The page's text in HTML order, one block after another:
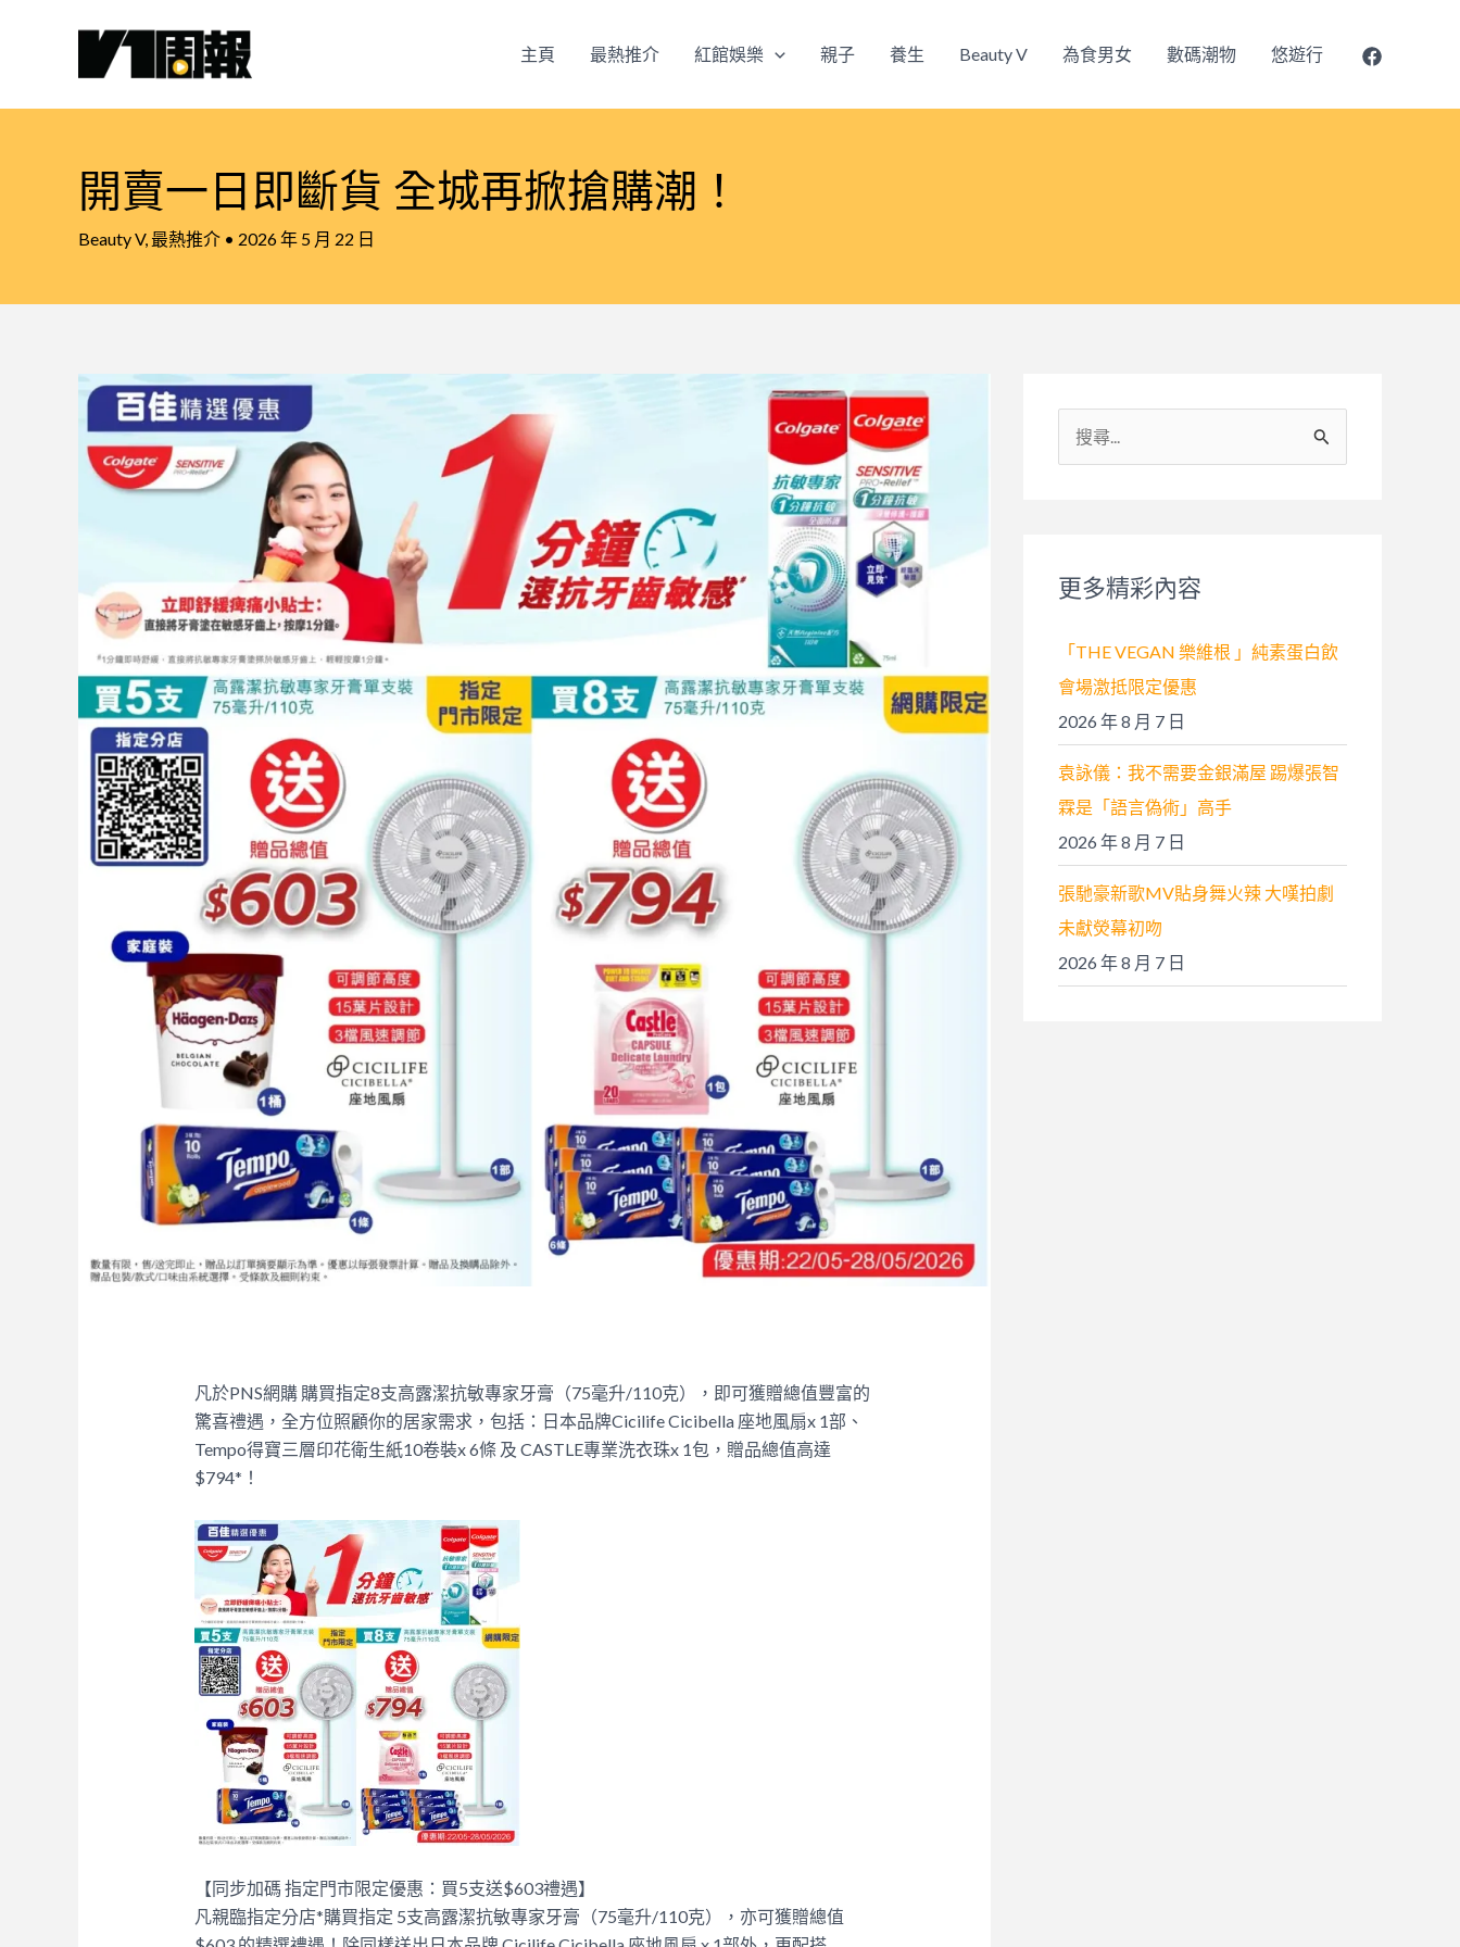
主頁 最熱推介 紅館娛樂 親子 養生 Beauty V 為食男女 數碼潮物 悠遊行
開賣一日即斷貨 全城再掀搶購潮！
Beauty V, 最熱推介 • 2026 年 5 月 22 日
凡於PNS網購 購買指定8支高露潔抗敏專家牙膏（75毫升/110克），即可獲贈總值豐富的
驚喜禮遇，全方位照顧你的居家需求，包括：日本品牌Cicilife Cicibella 座地風扇x 1部、
Tempo得寶三層印花衛生紙10卷裝x 6條 及 CASTLE專業洗衣珠x 1包，贈品總值高達
$794*！
【同步加碼 指定門市限定優惠：買5支送$603禮遇】
凡親臨指定分店*購買指定 5支高露潔抗敏專家牙膏（75毫升/110克），亦可獲贈總值
尋
:更多精彩內容
「THE VEGAN 樂維根 」純素蛋白飲
會場激抵限定優惠
2026 年 8 月 7 日
袁詠儀：我不需要金銀滿屋 踢爆張智
霖是「語言偽術」高手
2026 年 8 月 7 日
張馳豪新歌MV貼身舞火辣 大嘆拍劇
未獻熒幕初吻
2026 年 8 月 7 日